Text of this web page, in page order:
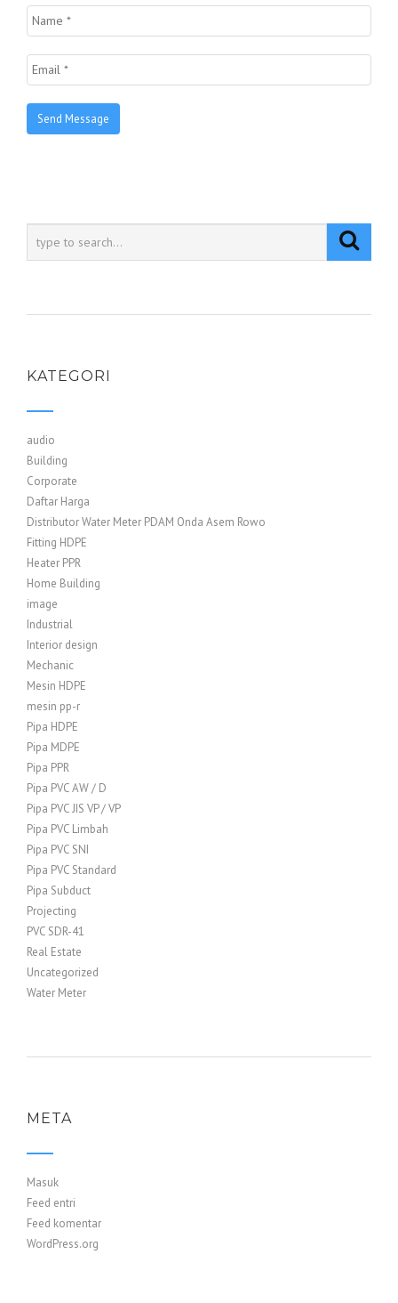
KATEGORI
audio
Building
Corporate
Daftar Harga
Distributor Water Meter PDAM Onda Asem Rowo
Fitting HDPE
Heater PPR
Home Building
image
Industrial
Interior design
Mechanic
Mesin HDPE
mesin pp-r
Pipa HDPE
Pipa MDPE
Pipa PPR
Pipa PVC AW / D
Pipa PVC JIS VP / VP
Pipa PVC Limbah
Pipa PVC SNI
Pipa PVC Standard
Pipa Subduct
Projecting
PVC SDR-41
Real Estate
Uncategorized
Water Meter
META
Masuk
Feed entri
Feed komentar
WordPress.org